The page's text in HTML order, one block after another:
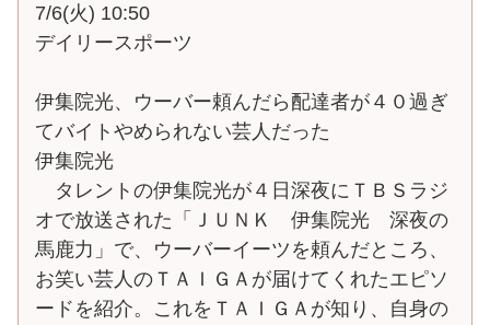
7/6(火) 10:50
デイリースポーツ
伊集院光、ウーバー頼んだら配達者が４０過ぎ
てバイトやめられない芸人だった
伊集院光
タレントの伊集院光が４日深夜にＴＢＳラジ
オで放送された「ＪＵＮＫ 伊集院光 深夜の
馬鹿力」で、ウーバーイーツを頼んだところ、
お笑い芸人のＴＡＩＧＡが届けてくれたエピソ
ードを紹介。これをＴＡＩＧＡが知り、自身の